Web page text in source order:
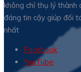
không chỉ thụ lý thành
đáng tin cậy giúp đối
nhất
Facebook
YouTube